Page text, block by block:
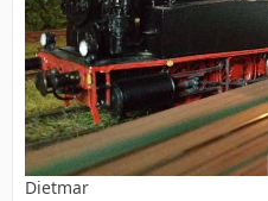
Dietmar